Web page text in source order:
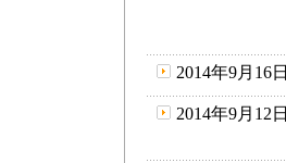
2014年9月16日
2014年9月12日